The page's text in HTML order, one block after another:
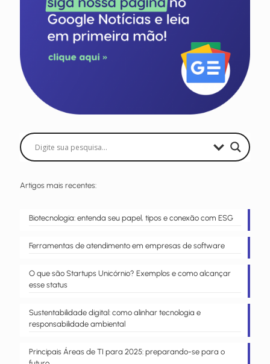
Artigos mais recentes:
Biotecnologia: entenda seu papel, tipos e conexão com ESG
Ferramentas de atendimento em empresas de software
O que são Startups Unicórnio? Exemplos e como alcançar
esse status
Sustentabilidade digital: como alinhar tecnologia e
responsabilidade ambiental
Principais Áreas de TI para 2025: preparando-se para o